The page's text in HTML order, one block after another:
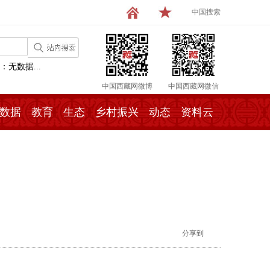
中国搜索
中国西藏网微博 中国西藏网微信
无数据...
数据 教育 生态 乡村振兴 动态 资料云
分享到